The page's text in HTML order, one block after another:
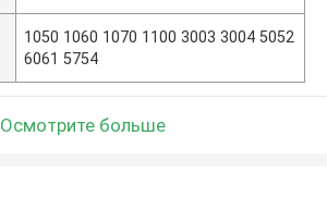
1050 1060 1070 1100 3003 3004 5052
6061 5754
Осмотрите больше